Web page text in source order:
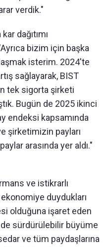
verdik."
dağıtımı
bizim için başka
isterim. 2024'te
sağlayarak, BIST
tek sigorta şirketi
Bugün de 2025 ikinci
endeksi kapsamında
şirketimizin payları
arasında yer aldı."
ve istikrarlı
ekonomiye duydukları
olduğuna işaret eden
sürdürülebilir büyüme
ve tüm paydaşlarına